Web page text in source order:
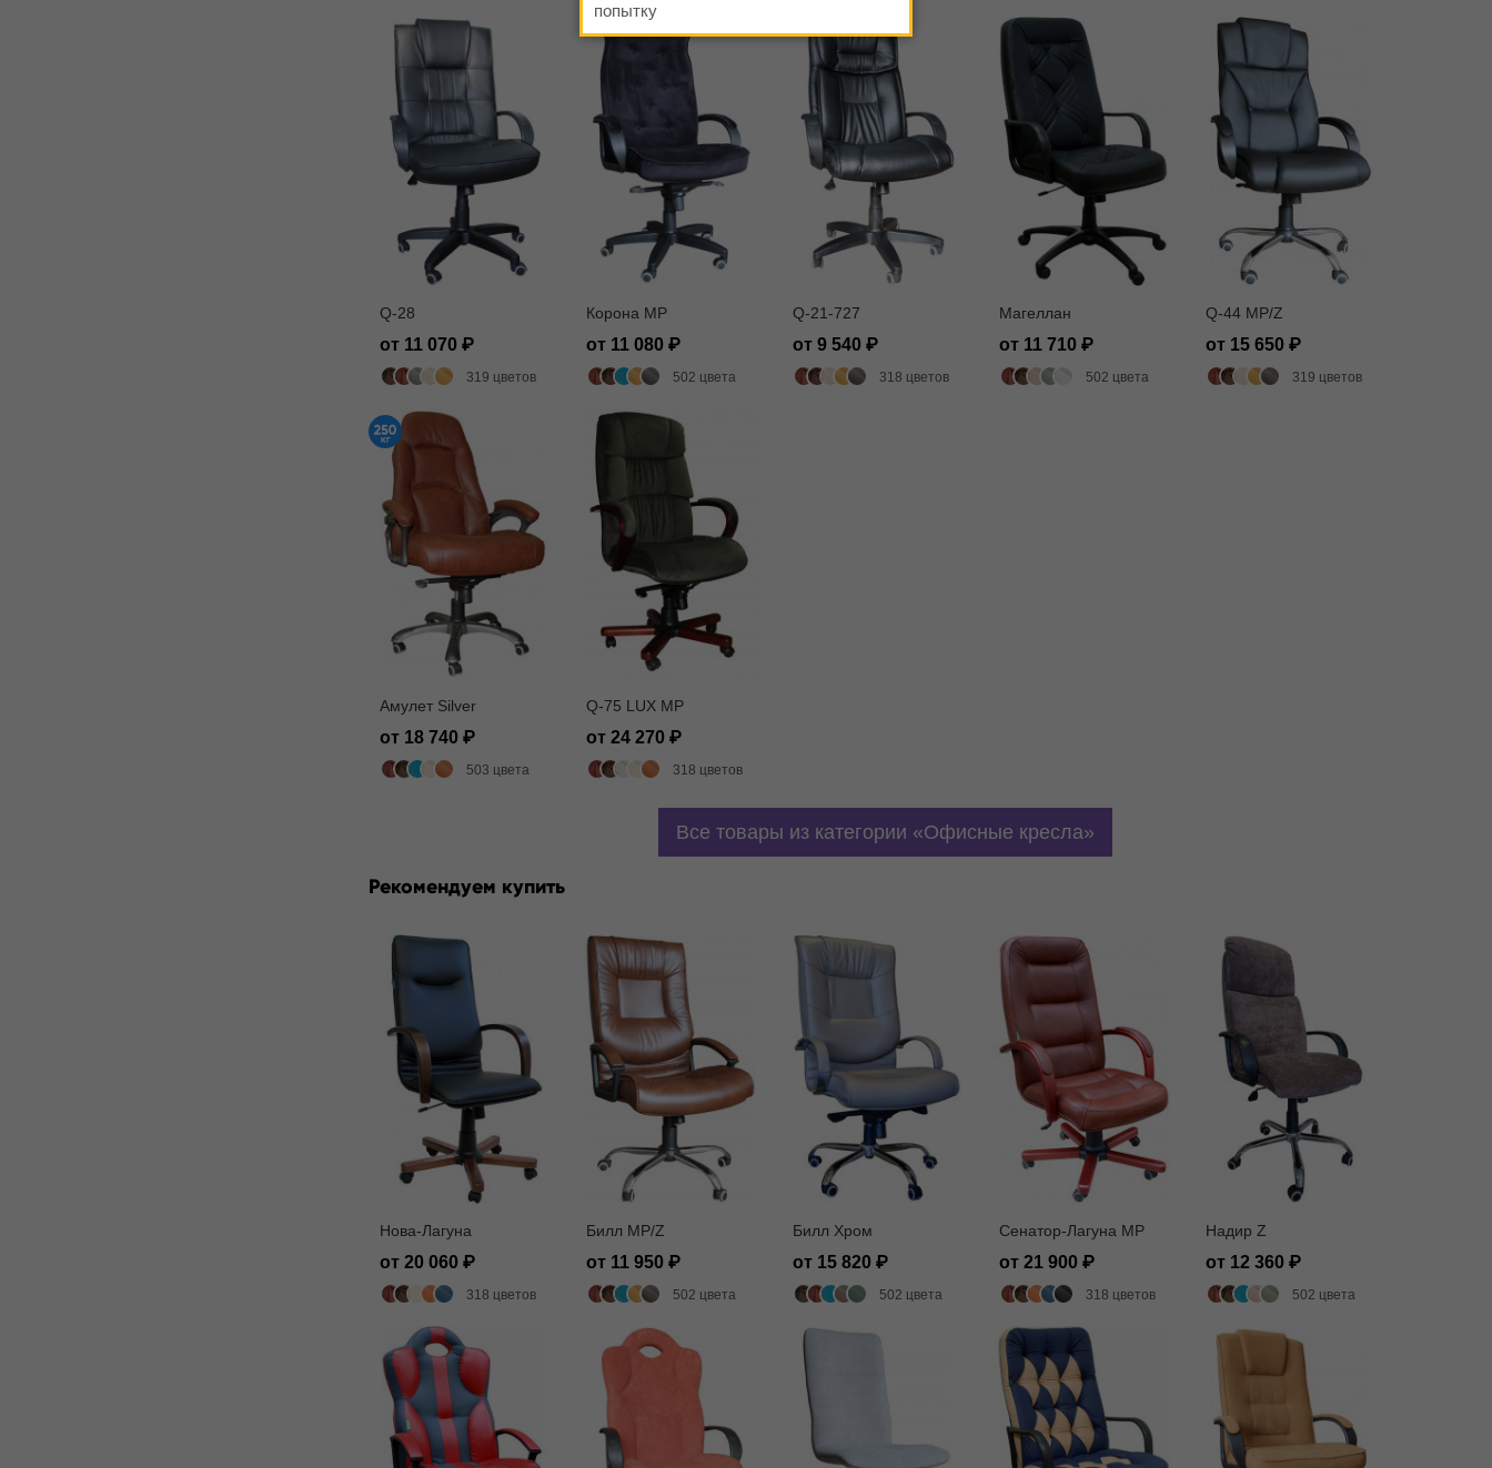
Q-28
от 11 070
319 цветов
Корона MP
от 11 080
502 цвета
Q-21-727
от 9 540
318 цветов
Магеллан
от 11 710
502 цвета
Q-44 MP/Z
от 15 650
319 цветов
Амулет Silver
от 18 740
503 цвета
Q-75 LUX MP
от 24 270
318 цветов
Все товары из категории Офисные кресла
Рекомендуем купить
Нова-Лагуна
от 20 060
318 цветов
Билл MP/Z
от 11 950
502 цвета
Билл Хром
от 15 820
502 цвета
Сенатор-Лагуна MP
от 21 900
318 цветов
Надир Z
от 12 360
502 цвета
попытку